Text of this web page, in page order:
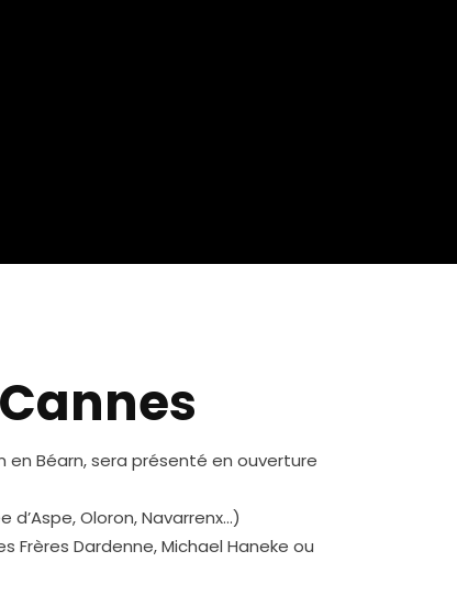
en Béarn, sera présenté en ouverture
Oloron, Navarrenx…)
Frères Dardenne, Michael Haneke ou